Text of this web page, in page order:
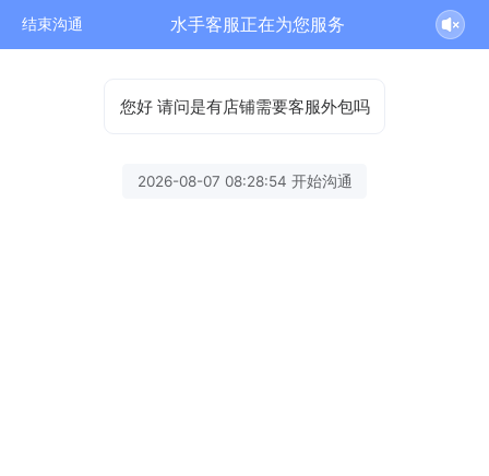
结束沟通 水手客服正在为您服务
您好 请问是有店铺需要客服外包吗
2026-08-07 08:28:54 开始沟通